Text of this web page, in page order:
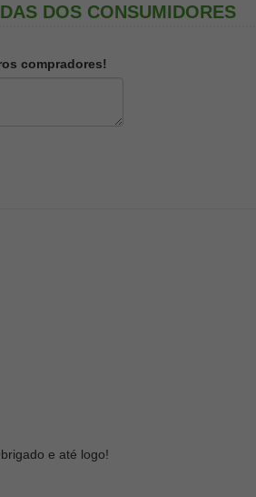
DOS CONSUMIDORES
compradores!
e até logo!